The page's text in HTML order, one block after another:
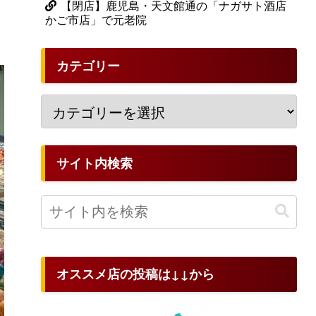
【閉店】鹿児島・天文館通の「ナガサト酒店
かご市店」で元老院
カテゴリー
サイト内検索
オススメ店の投稿は↓↓から